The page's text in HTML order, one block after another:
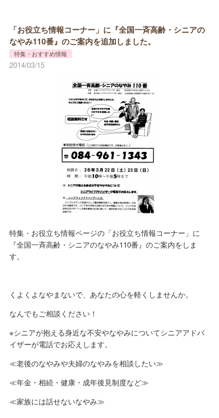
「お役立ち情報コーナー」に『全国一斉高齢・シニアの
なやみ110番』のご案内を追加しました。
特集・おすすめ情報
2014/03/15
特集・お役立ち情報ページの「お役立ち情報コーナー」に
『全国一斉高齢・シニアのなやみ110番』のご案内をしま
す。
くよくよなやまないで、あなたの心を軽くしませんか。
なんでもご相談ください！
※シニアが抱える身近な不安やなやみについてシニアアドバ
イザーが電話でお応えします。
≪老後のなやみや夫婦のなやみを相談したい≫
≪年金・相続・健康・成年後見制度など≫
≪家族には話せないなやみ≫